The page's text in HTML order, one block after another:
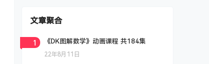
文章聚合
1 《DK图解数学》动画课程 共184集
22年8月11日